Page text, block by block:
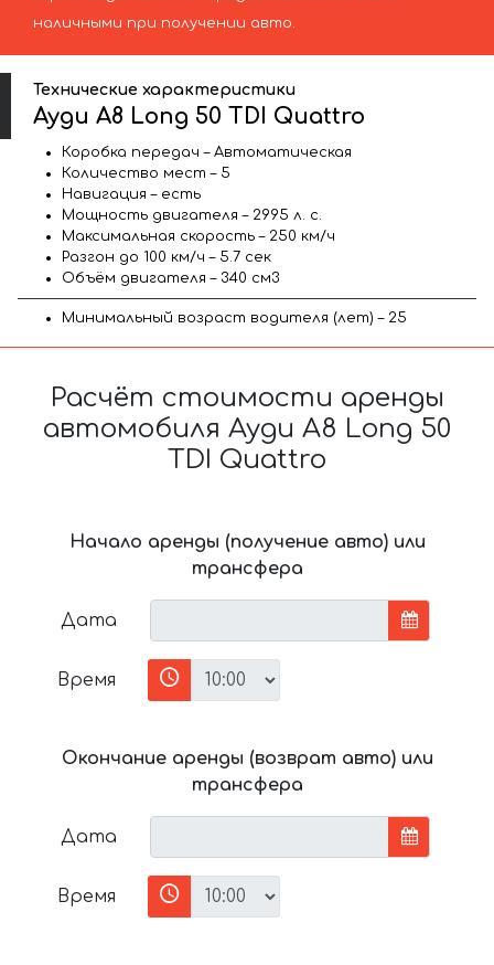
наличными при получении авто.
Технические характеристики
Ауди A8 Long 50 TDI Quattro
Коробка передач – Автоматическая
Количество мест – 5
Навигация – есть
Мощность двигателя – 2995 л. с.
Максимальная скорость – 250 км/ч
Разгон до 100 км/ч – 5.7 сек
Объём двигателя – 340 см3
Минимальный возраст водителя (лет) – 25
Расчёт стоимости аренды
автомобиля Ауди A8 Long 50
TDI Quattro
Начало аренды (получение авто) или
трансфера
Дата
Время
Окончание аренды (возврат авто) или
трансфера
Дата
Время